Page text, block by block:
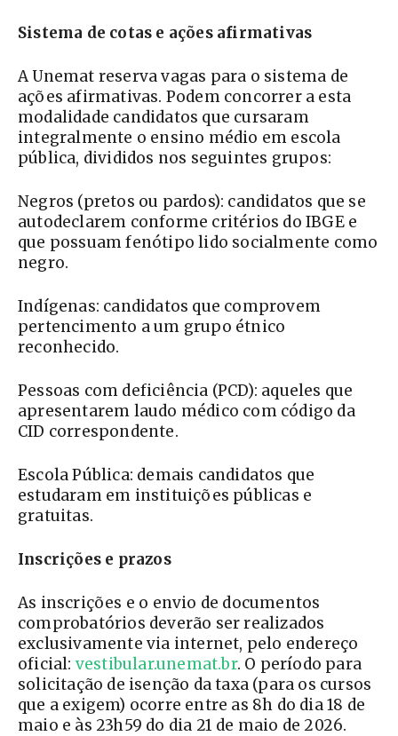
Sistema de cotas e ações afirmativas
A Unemat reserva vagas para o sistema de
ações afirmativas. Podem concorrer a esta
modalidade candidatos que cursaram
integralmente o ensino médio em escola
pública, divididos nos seguintes grupos:
Negros (pretos ou pardos): candidatos que se
autodeclarem conforme critérios do IBGE e
que possuam fenótipo lido socialmente como
negro.
Indígenas: candidatos que comprovem
pertencimento a um grupo étnico
reconhecido.
Pessoas com deficiência (PCD): aqueles que
apresentarem laudo médico com código da
CID correspondente.
Escola Pública: demais candidatos que
estudaram em instituições públicas e
gratuitas.
Inscrições e prazos
As inscrições e o envio de documentos
comprobatórios deverão ser realizados
exclusivamente via internet, pelo endereço
oficial: vestibular.unemat.br. O período para
solicitação de isenção da taxa (para os cursos
que a exigem) ocorre entre as 8h do dia 18 de
maio e às 23h59 do dia 21 de maio de 2026.